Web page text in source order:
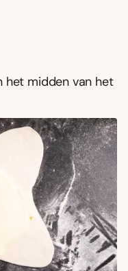
het midden van het